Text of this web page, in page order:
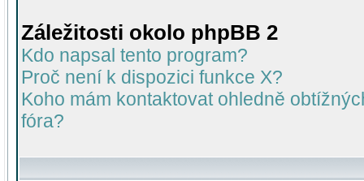
Záležitosti okolo phpBB 2
Kdo napsal tento program?
Proč není k dispozici funkce X?
Koho mám kontaktovat ohledně
fóra?